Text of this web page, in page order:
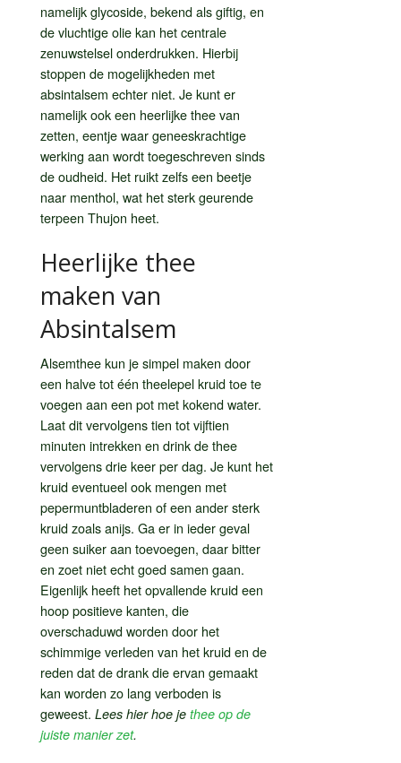
namelijk glycoside, bekend als giftig, en
de vluchtige olie kan het centrale
zenuwstelsel onderdrukken. Hierbij
stoppen de mogelijkheden met
absintalsem echter niet. Je kunt er
namelijk ook een heerlijke thee van
zetten, eentje waar geneeskrachtige
werking aan wordt toegeschreven sinds
de oudheid. Het ruikt zelfs een beetje
naar menthol, wat het sterk geurende
terpeen Thujon heet.
Heerlijke thee
maken van
Absintalsem
Alsemthee kun je simpel maken door
een halve tot één theelepel kruid toe te
voegen aan een pot met kokend water.
Laat dit vervolgens tien tot vijftien
minuten intrekken en drink de thee
vervolgens drie keer per dag. Je kunt het
kruid eventueel ook mengen met
pepermuntbladeren of een ander sterk
kruid zoals anijs. Ga er in ieder geval
geen suiker aan toevoegen, daar bitter
en zoet niet echt goed samen gaan.
Eigenlijk heeft het opvallende kruid een
hoop positieve kanten, die
overschaduwd worden door het
schimmige verleden van het kruid en de
reden dat de drank die ervan gemaakt
kan worden zo lang verboden is
geweest. Lees hier hoe je thee op de
juiste manier zet.